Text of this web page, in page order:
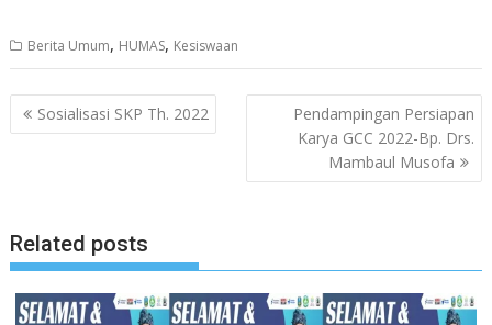
Berita Umum, HUMAS, Kesiswaan
Navigasi
pos
Sosialisasi SKP Th. 2022
Pendampingan Persiapan
Karya GCC 2022-Bp. Drs.
Mambaul Musofa
Related posts